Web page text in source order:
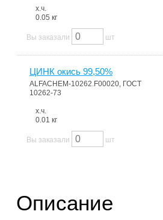
х.ч.
0.05 кг
Вы заказали шт
ЦИНК окись 99,50%
ALFACHEM-10262.F00020, ГОСТ
10262-73
х.ч.
0.01 кг
Вы заказали шт
Описание